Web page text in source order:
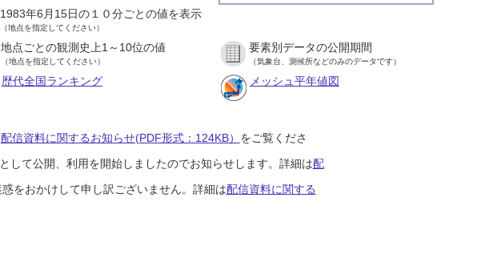
1983年6月15日の１０分ごとの値を表示
（地点を指定してください）
地点ごとの観測史上1～10位の値
（地点を指定してください）
要素別データの公開期間
（気象台、測候所などのみのデータです）
歴代全国ランキング メッシュ平年値図
配信資料に関するお知らせ(PDF形式：124KB） をご覧くださ
て公開、利用を開始しましたのでお知らせします。詳細は配
をおかけして申し訳ございません。詳細は配信資料に関する